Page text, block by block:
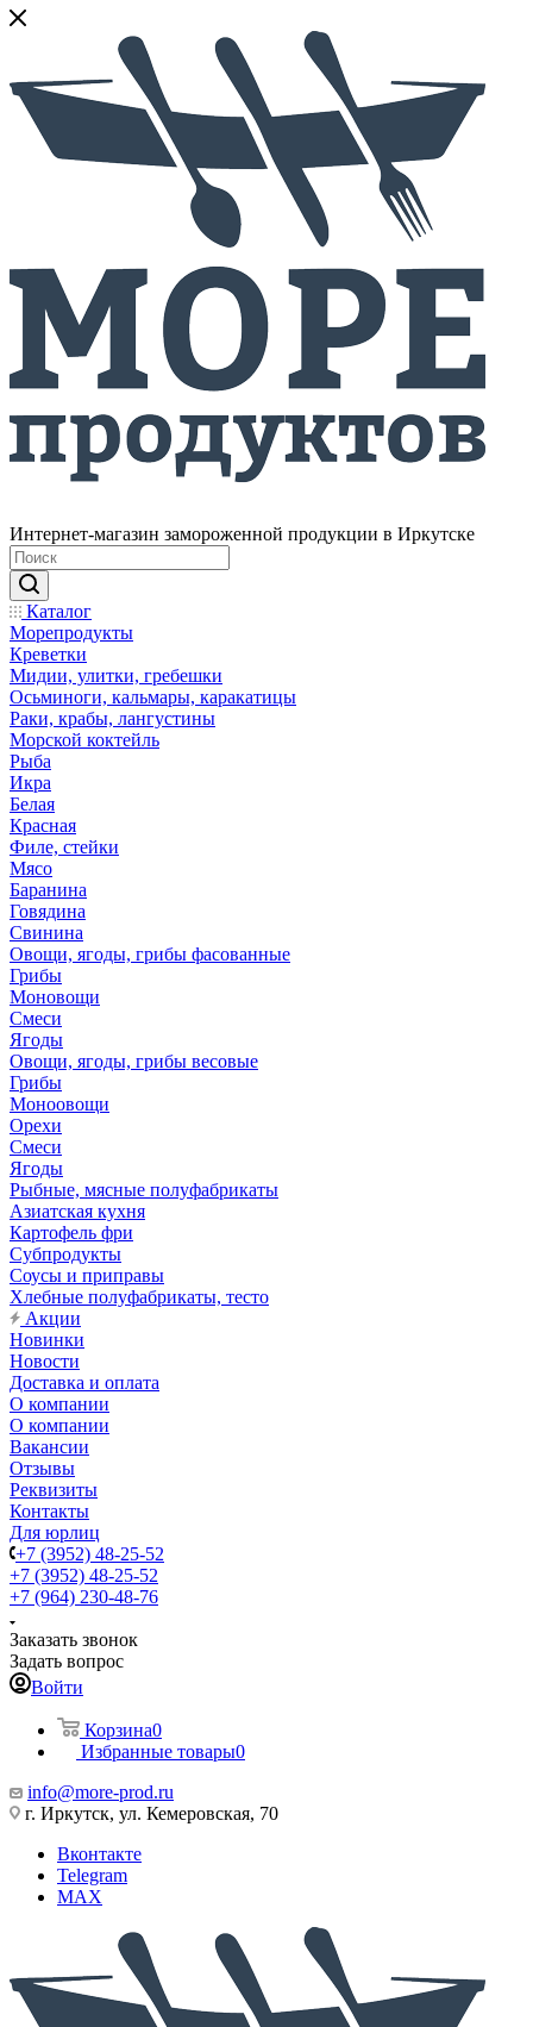
Интернет-магазин замороженной продукции в Иркутске
Каталог
Морепродукты
Креветки
Мидии, улитки, гребешки
Осьминоги, кальмары, каракатицы
Раки, крабы, лангустины
Морской коктейль
Рыба
Икра
Белая
Красная
Филе, стейки
Мясо
Баранина
Говядина
Свинина
Овощи, ягоды, грибы фасованные
Грибы
Моновощи
Смеси
Ягоды
Овощи, ягоды, грибы весовые
Грибы
Моноовощи
Орехи
Смеси
Ягоды
Рыбные, мясные полуфабрикаты
Азиатская кухня
Картофель фри
Субпродукты
Соусы и приправы
Хлебные полуфабрикаты, тесто
Акции
Новинки
Новости
Доставка и оплата
О компании
О компании
Вакансии
Отзывы
Реквизиты
Контакты
Для юрлиц
+7 (3952) 48-25-52
+7 (3952) 48-25-52
+7 (964) 230-48-76
Заказать звонок
Задать вопрос
Войти
Корзина0
Избранные товары0
info@more-prod.ru
г. Иркутск, ул. Кемеровская, 70
Вконтакте
Telegram
MAX